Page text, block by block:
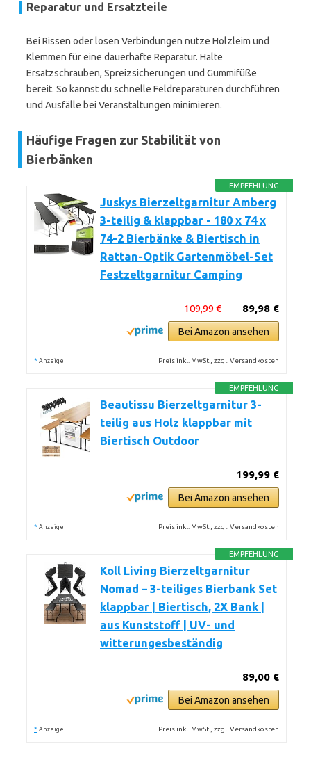
Reparatur und Ersatzteile
Bei Rissen oder losen Verbindungen nutze Holzleim und
Klemmen für eine dauerhafte Reparatur. Halte
Ersatzschrauben, Spreizsicherungen und Gummifüße
bereit. So kannst du schnelle Feldreparaturen durchführen
und Ausfälle bei Veranstaltungen minimieren.
Häufige Fragen zur Stabilität von
Bierbänken
EMPFEHLUNG
Juskys Bierzeltgarnitur Amberg
3-teilig & klappbar - 180 x 74 x
74-2 Bierbänke & Biertisch in
Rattan-Optik Gartenmöbel-Set
Festzeltgarnitur Camping
89,98 €
109,99 €
Bei Amazon ansehen
* Anzeige Preis inkl. MwSt., zzgl. Versandkosten
EMPFEHLUNG
Beautissu Bierzeltgarnitur 3-
teilig aus Holz klappbar mit
Biertisch Outdoor
199,99 €
Bei Amazon ansehen
* Anzeige Preis inkl. MwSt., zzgl. Versandkosten
EMPFEHLUNG
Koll Living Bierzeltgarnitur
Nomad – 3-teiliges Bierbank Set
klappbar | Biertisch, 2X Bank |
aus Kunststoff | UV- und
witterungesbeständig
89,00 €
Bei Amazon ansehen
* Anzeige Preis inkl. MwSt., zzgl. Versandkosten